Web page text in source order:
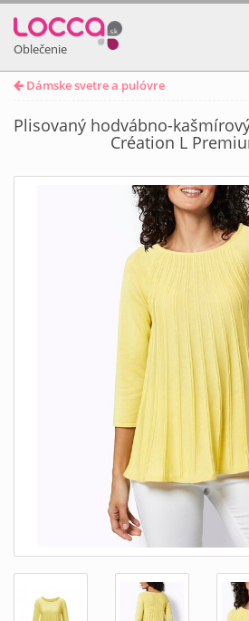
Oblečenie
Dámske svetre a pulóvre
Plisovaný hodvábno-
Création L